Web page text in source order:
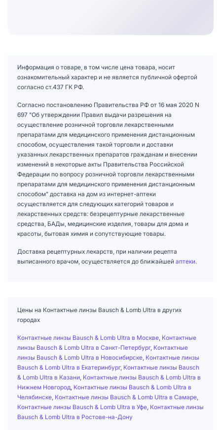
Информация о товаре, в том числе цена товара, носит
ознакомительный характер и не является публичной офертой
согласно ст.437 ГК РФ.
Согласно постановлению Правительства РФ от 16 мая 2020 N
697 "Об утверждении Правил выдачи разрешения на
осуществление розничной торговли лекарственными
препаратами для медицинского применения дистанционным
способом, осуществления такой торговли и доставки
указанных лекарственных препаратов гражданам и внесении
изменений в некоторые акты Правительства Российской
Федерации по вопросу розничной торговли лекарственными
препаратами для медицинского применения дистанционным
способом" доставка на дом из интернет-аптеки
осуществляется для следующих категорий товаров и
лекарственных средств: безрецептурные лекарственные
средства, БАДы, медицинские изделия, товары для дома и
красоты, бытовая химия и сопутствующие товары.
Доставка рецептурных лекарств, при наличии рецепта
выписанного врачом, осуществляется до ближайшей аптеки.
Цены на Контактные линзы Bausch & Lomb Ultra в других
городах
Контактные линзы Bausch & Lomb Ultra в Москве Контактные
линзы Bausch & Lomb Ultra в Санкт-Петербург, Контактные
линзы Bausch & Lomb Ultra в Новосибирске Контактные линзы
Bausch & Lomb Ultra в Екатеринбург, Контактные линзы Bausch
& Lomb Ultra в Казани Контактные линзы Bausch & Lomb Ultra в
Нижнем Новгород Контактные линзы Bausch & Lomb Ultra в
Челябинске Контактные линзы Bausch & Lomb Ultra в Самаре
Контактные линзы Bausch & Lomb Ultra в Уфе Контактные линзы
Bausch & Lomb Ultra в Ростове-на-Дону